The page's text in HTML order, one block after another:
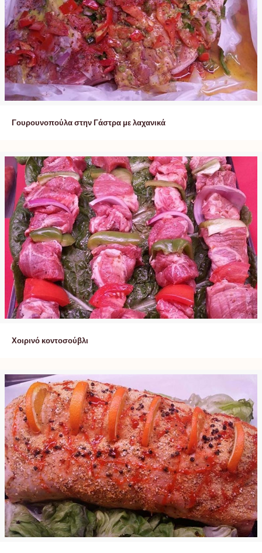
Γουρουνοπούλα στην Γάστρα με λαχανικά
Χοιρινό κοντοσούβλι